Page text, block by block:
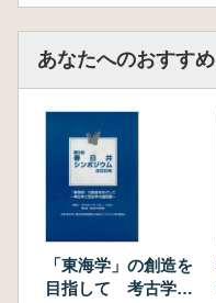
あなたへのおすすめ
「東海学」の創造を
目指して 考古学と